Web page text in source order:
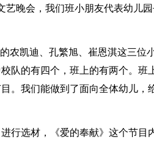
艺晚会，我们班小朋友代表幼儿
农凯迪、孔繁旭、崔恩淇这三位
队的有四个，班上的有两个。班
。我们能做到了面向全体幼儿，
行选材，《爱的奉献》这个节目